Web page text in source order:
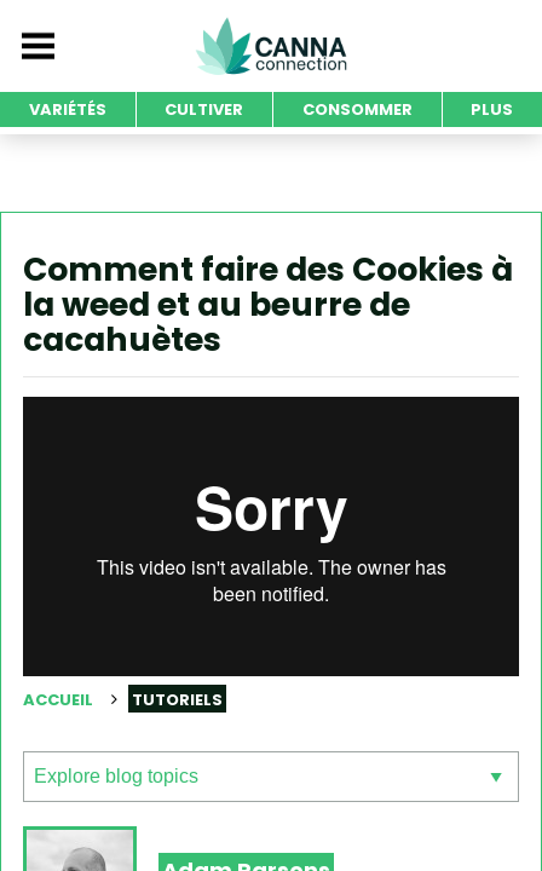
VARIÉTÉS CULTIVER CONSOMMER PLUS
Comment faire des Cookies à
la weed et au beurre de
cacahuètes
ACCUEIL TUTORIELS